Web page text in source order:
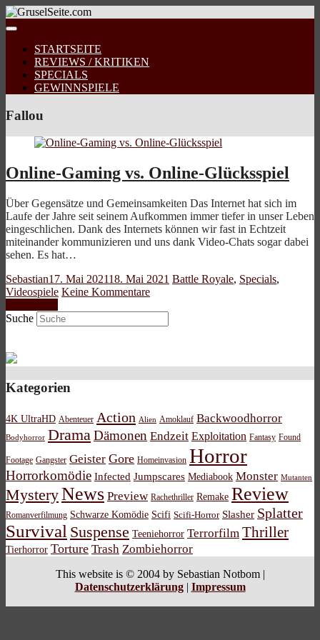
STARTSEITE
REVIEWS / KRITIKEN
SPECIALS
GEWINNSPIELE
Fallou
Online-Gaming vs. Online-Glücksspiel
Über Gegensätze und Gemeinsamkeiten Das Internet hat sich im
Laufe der Jahre seit seinem Aufkommen immer tiefer in unser Leben
eingeschlichen. Dank des Internets können wir fast in Echtzeit
miteinander kommunizieren und uns dank Video-Chats sogar dabei
sehen. Es hat…
Sebastian17. Mai 202118. Mai 2021 Battle Royale, Specials,
Videospiele Keine Kommentare
Suche
Kategorien
4K UltraHD Abenteuer Action Alien Amoklauf Backwoodhorror
Bodyhorror Drama Dämonen Endzeit Exploitation Fantasy Found
Footage Gangster Geister Gore Homeinvasion Horror
Horrorkomödie Infected Jumpscares Mediabook Monster Mutanten
MysteryNews Preview Rachethriller Remake Review
Romanverfilmung Schwarze Komödie Scifi Scifi-Horror Slasher Splatter
Survival Suspense Teeniehorror Terrorfilm Thriller
Tierhorror Torture Trash Zombiehorror
This website is © 2004 by Sebastian Notbom |
Datenschutzerklärung| Impressum